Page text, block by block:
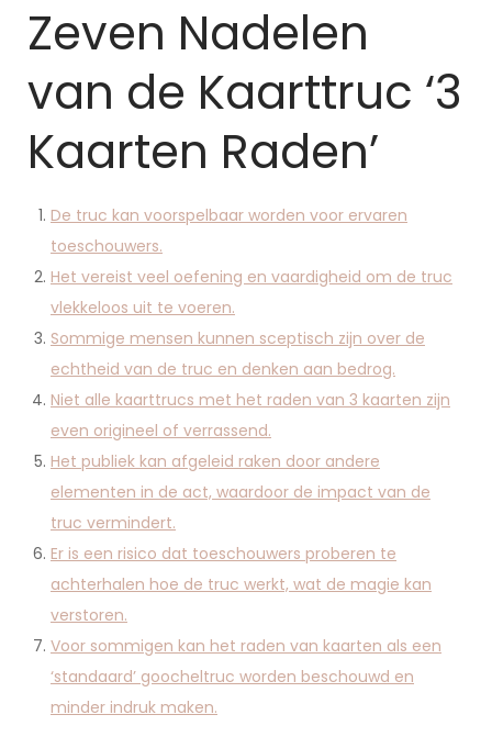
Zeven Nadelen
van de Kaarttruc ‘3
Kaarten Raden’
De truc kan voorspelbaar worden voor ervaren
toeschouwers.
Het vereist veel oefening en vaardigheid om de truc
vlekkeloos uit te voeren.
Sommige mensen kunnen sceptisch zijn over de
echtheid van de truc en denken aan bedrog.
Niet alle kaarttrucs met het raden van 3 kaarten zijn
even origineel of verrassend.
Het publiek kan afgeleid raken door andere
elementen in de act, waardoor de impact van de
truc vermindert.
Er is een risico dat toeschouwers proberen te
achterhalen hoe de truc werkt, wat de magie kan
verstoren.
Voor sommigen kan het raden van kaarten als een
‘standaard’ goocheltruc worden beschouwd en
minder indruk maken.